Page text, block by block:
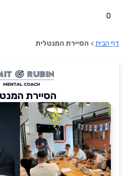
0
דף הבית> הסיירת המנטלית
הסיירת